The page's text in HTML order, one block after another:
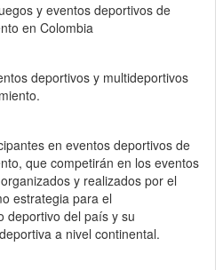
y eventos deportivos de
en Colombia
deportivos y multideportivos
en eventos deportivos de
que competirán en los eventos
y realizados por el
estrategia para el
deportivo del país y su
a nivel continental.